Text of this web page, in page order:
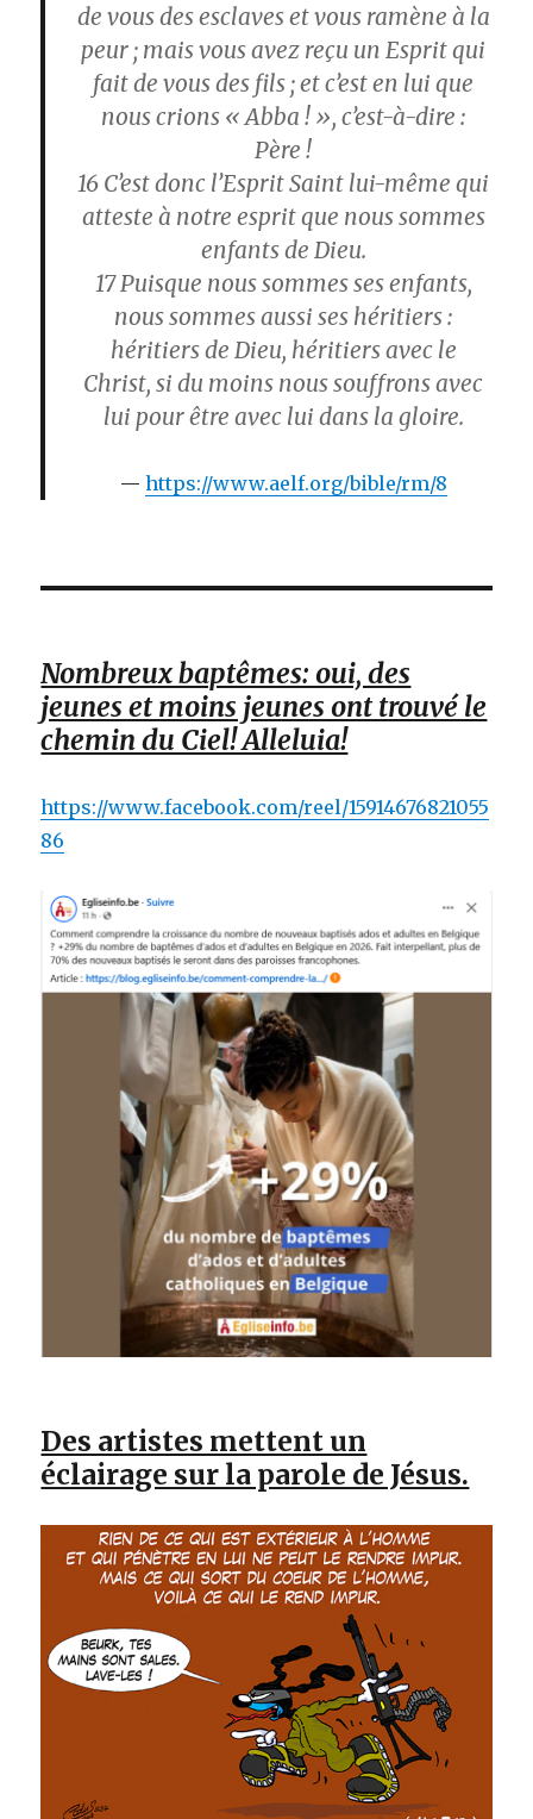
de vous des esclaves et vous ramène à la
peur ; mais vous avez reçu un Esprit qui
fait de vous des fils ; et c’est en lui que
nous crions « Abba ! », c’est-à-dire :
Père !
16 C’est donc l’Esprit Saint lui-même qui
atteste à notre esprit que nous sommes
enfants de Dieu.
17Puisque nous sommes ses enfants,
nous sommes aussi ses héritiers :
héritiers de Dieu, héritiers avec le
Christ, si du moins nous souffrons avec
lui pour être avec lui dans la gloire.
https://www.aelf.org/bible/rm/8
Nombreux baptêmes: oui, des
jeunes et moins jeunes ont trouvé le
chemin du Ciel! Alleluia!
https://www.facebook.com/reel/15914676821055
86
Des artistes mettent un
éclairage sur la parole de Jésus.